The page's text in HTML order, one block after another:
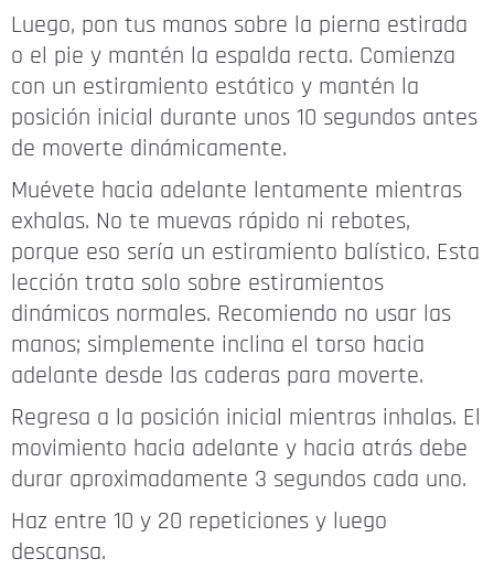
Luego, pon tus manos sobre la pierna estirada
o el pie y mantén la espalda recta. Comienza
con un estiramiento estático y mantén la
posición inicial durante unos 10 segundos antes
de moverte dinámicamente.
Muévete hacia adelante lentamente mientras
exhalas. No te muevas rápido ni rebotes,
porque eso sería un estiramiento balístico. Esta
lección trata solo sobre estiramientos
dinámicos normales. Recomiendo no usar las
manos; simplemente inclina el torso hacia
adelante desde las caderas para moverte.
Regresa a la posición inicial mientras inhalas. El
movimiento hacia adelante y hacia atrás debe
durar aproximadamente 3 segundos cada uno.
Haz entre 10 y 20 repeticiones y luego
descansa.